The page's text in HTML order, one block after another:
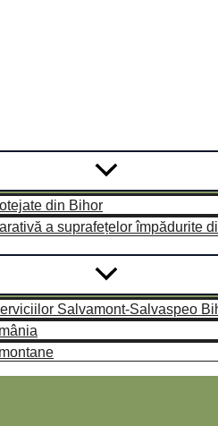
din Bihor
a suprafețelor împădurite
Salvamont-Salvaspeo